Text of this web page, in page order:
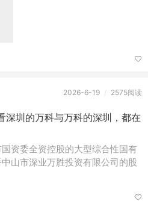
圳的万科与万科的深圳，都在
国资委全资控股的大型综合性国有